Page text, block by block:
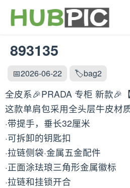
893135
📅2026-06-22 🏷️bag2
全皮系🎉PRADA 专柜 新款🎉
这款单肩包采用全头层牛皮材
·带提手，垂长32厘米
·可拆卸的钥匙扣
·拉链侧袋·金属五金配件
·正面涂珐琅三角形金属徽标
·拉链和挂锁开合